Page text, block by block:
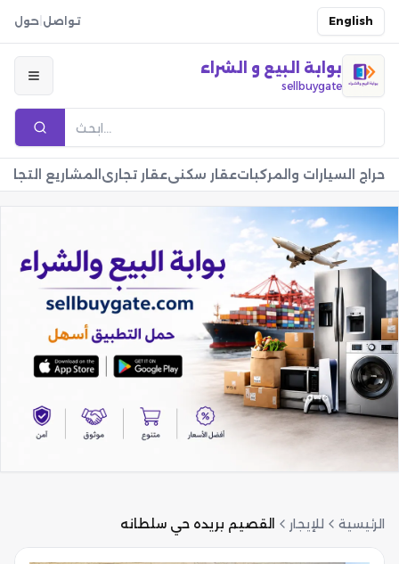
تواصل حول English
بوابة البيع و الشراء
sellbuygate
حراج السيارات والمركباتعقار سكنيعقار تجاري المشاريع
الرئيسية للإيجار القصيم بريده حي سلطانه